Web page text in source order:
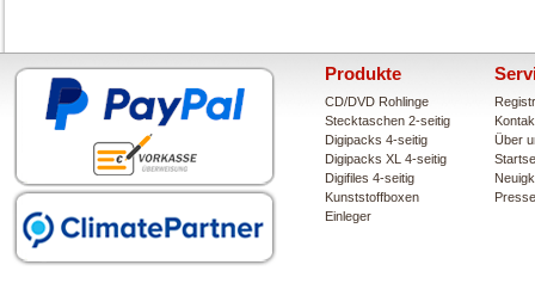
Produkte
CD/DVD Rohlinge
Stecktaschen 2-seitig
Digipacks 4-seitig
Digipacks XL 4-seitig
Digifiles 4-seitig
Kunststoffboxen
Einleger
Über